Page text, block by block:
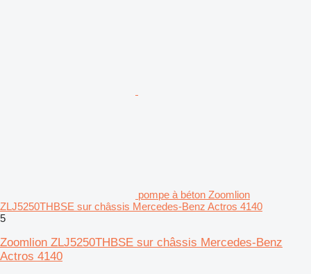
pompe à béton Zoomlion
ZLJ5250THBSE sur châssis Mercedes-Benz Actros 4140
5
Zoomlion ZLJ5250THBSE sur châssis Mercedes-Benz
Actros 4140